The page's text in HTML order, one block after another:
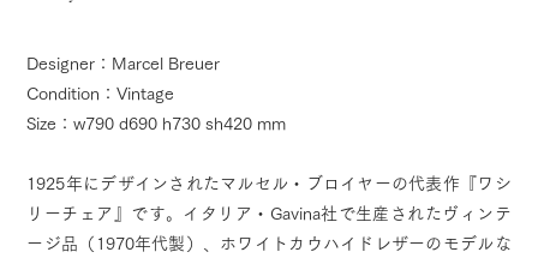
Designer：Marcel Breuer
Condition：Vintage
Size：w790 d690 h730 sh420 mm
1925年にデザインされたマルセル・ブロイヤーの代表作『ワシ
リーチェア』です。イタリア・Gavina社で生産されたヴィンテ
ージ品（1970年代製）、ホワイトカウハイドレザーのモデルな